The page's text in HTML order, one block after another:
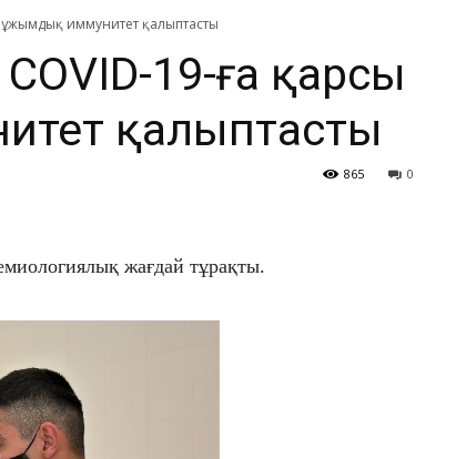
ұжымдық иммунитет қалыптасты
19-ға қарсы
қалыптасты
0
865
жағдай тұрақты.